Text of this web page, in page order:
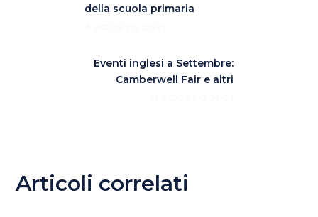
della scuola primaria
Eventi inglesi a Settembre:
Camberwell Fair e altri
Articoli correlati